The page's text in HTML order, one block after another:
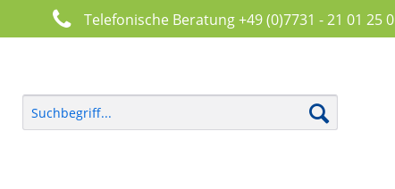
Telefonische Beratung +49 (0)7731 - 21 01 25 0